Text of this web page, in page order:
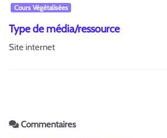
Cours Végétalisées
Type de média/ressource
Site internet
Commentaires